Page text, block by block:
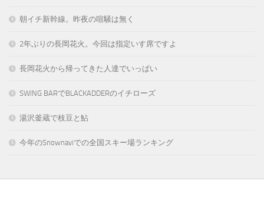
朝イチ新幹線。昨夜の喧騒は無く
2年ぶりの長岡花火。今回は指定いす席ですよ
長岡花火から帰ってきた人達でいっぱい
SWING BARでBLACKADDERのイチローズ
湯沢釜蔵で枝豆と鮎
今年のSnownaviでの全国スキー場ランキング